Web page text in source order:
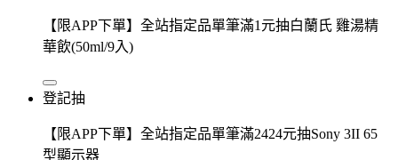
【限APP下單】全站指定品單筆滿1元抽白蘭氏 雞湯精
華飲(50ml/9入)
登記抽
【限APP下單】全站指定品單筆滿2424元抽Sony 3II 65
型顯示器